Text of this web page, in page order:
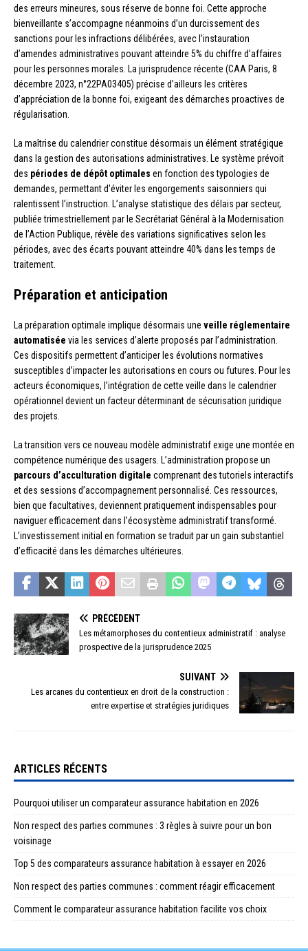
des erreurs mineures, sous réserve de bonne foi. Cette approche
bienveillante s’accompagne néanmoins d’un durcissement des
sanctions pour les infractions délibérées, avec l’instauration
d’amendes administratives pouvant atteindre 5% du chiffre d’affaires
pour les personnes morales. La jurisprudence récente (CAA Paris, 8
décembre 2023, n°22PA03405) précise d’ailleurs les critères
d’appréciation de la bonne foi, exigeant des démarches proactives de
régularisation.
La maîtrise du calendrier constitue désormais un élément stratégique
dans la gestion des autorisations administratives. Le système prévoit
des périodes de dépôt optimales en fonction des typologies de
demandes, permettant d’éviter les engorgements saisonniers qui
ralentissent l’instruction. L’analyse statistique des délais par secteur,
publiée trimestriellement par le Secrétariat Général à la Modernisation
de l’Action Publique, révèle des variations significatives selon les
périodes, avec des écarts pouvant atteindre 40% dans les temps de
traitement.
Préparation et anticipation
La préparation optimale implique désormais une veille réglementaire
automatisée via les services d’alerte proposés par l’administration.
Ces dispositifs permettent d’anticiper les évolutions normatives
susceptibles d’impacter les autorisations en cours ou futures. Pour les
acteurs économiques, l’intégration de cette veille dans le calendrier
opérationnel devient un facteur déterminant de sécurisation juridique
des projets.
La transition vers ce nouveau modèle administratif exige une montée en
compétence numérique des usagers. L’administration propose un
parcours d’acculturation digitale comprenant des tutoriels interactifs
et des sessions d’accompagnement personnalisé. Ces ressources,
bien que facultatives, deviennent pratiquement indispensables pour
naviguer efficacement dans l’écosystème administratif transformé.
L’investissement initial en formation se traduit par un gain substantiel
d’efficacité dans les démarches ultérieures.
PRÉCÉDENT
Les métamorphoses du contentieux administratif : analyse
prospective de la jurisprudence 2025
SUIVANT
Les arcanes du contentieux en droit de la construction :
entre expertise et stratégies juridiques
ARTICLES RÉCENTS
Pourquoi utiliser un comparateur assurance habitation en 2026
Non respect des parties communes : 3 règles à suivre pour un bon
voisinage
Top 5 des comparateurs assurance habitation à essayer en 2026
Non respect des parties communes : comment réagir efficacement
Comment le comparateur assurance habitation facilite vos choix